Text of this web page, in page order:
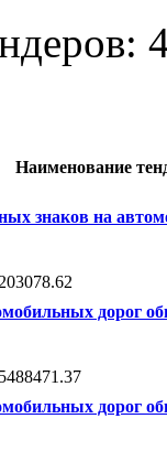
Наименование
знаков на
дорог
дорог